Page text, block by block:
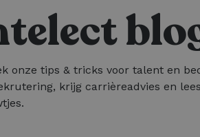
onze tips & tricks voor talent en
krijg carrièreadvies en